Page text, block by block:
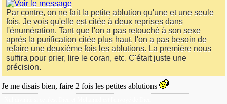
Par contre, on ne fait la petite ablution qu'une et une seule
fois. Je vois qu'elle est citée à deux reprises dans
l'énumération. Tant que l'on a pas retouché à son sexe
aprés la purification citée plus haut, l'on a pas besoin de
refaire une deuxième fois les ablutions. La première nous
suffira pour prier, lire le coran, etc. C'était juste une
précision.
Je me disais bien, faire 2 fois les petites ablutions